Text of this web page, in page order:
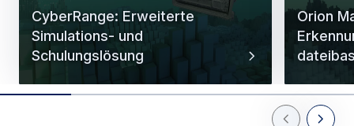
CyberRange: Erweiterte
Simulations- und
Schulungslösung
Orion
PreviousNext